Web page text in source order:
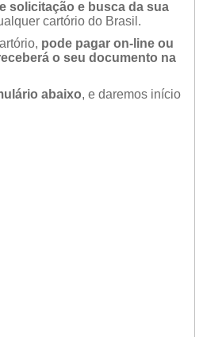
solicitação e busca da sua
cartório do Brasil.
pode pagar on-line ou
o seu documento na
abaixo, e daremos início